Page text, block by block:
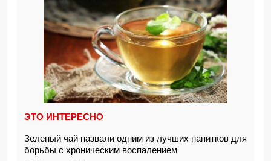
ЭТО ИНТЕРЕСНО
Зеленый чай назвали одним из лучших напитков для
борьбы с хроническим воспалением